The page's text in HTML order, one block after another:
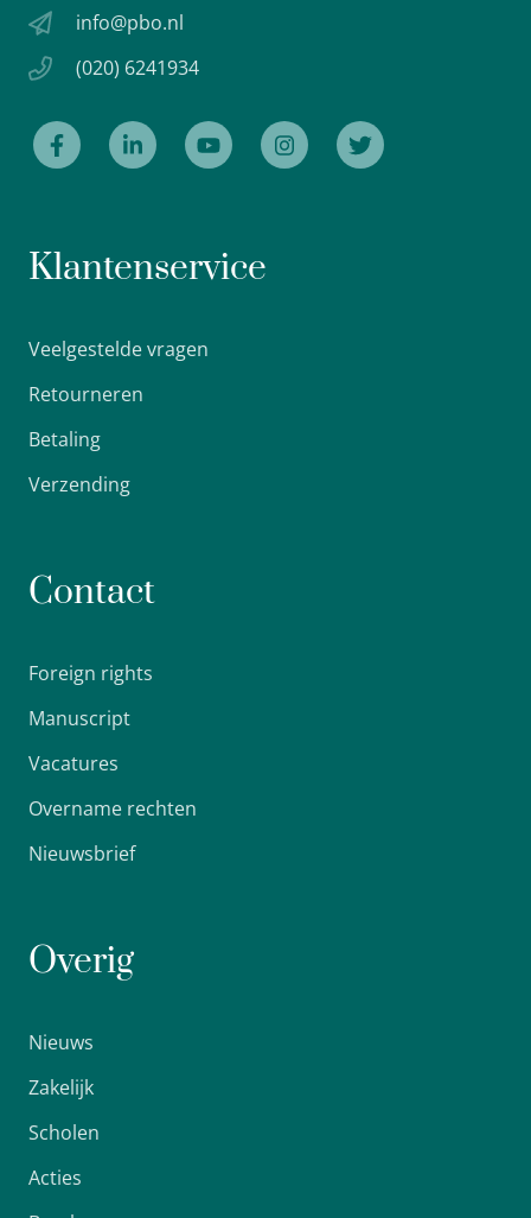
info@pbo.nl
(020) 6241934
Klantenservice
Veelgestelde vragen
Retourneren
Betaling
Verzending
Contact
Foreign rights
Manuscript
Vacatures
Overname rechten
Nieuwsbrief
Overig
Nieuws
Zakelijk
Scholen
Acties